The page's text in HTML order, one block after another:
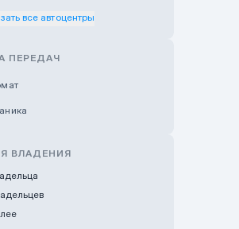
Uralsk
Nurly Zhol
Astana
все автоцентры
ПЕРЕДАЧ
ВЛАДЕНИЯ